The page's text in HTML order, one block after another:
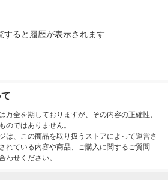
すると履歴が表示されます
万全を期しておりますが、その内容の正確性、
のではありません。
は、この商品を取り扱うストアによって運営さ
れている内容や商品、ご購入に関するご質問
わせください。